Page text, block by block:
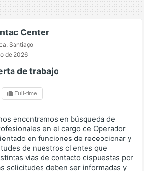
Center
, Santiago
de 2026
de trabajo
Full-time
encontramos en búsqueda de
en el cargo de Operador
en funciones de recepcionar y
de nuestros clientes que
vías de contacto dispuestas por
solicitudes deben ser informadas y